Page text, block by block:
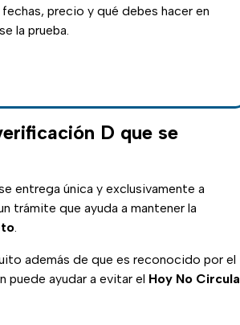
precio y qué debes hacer en
la prueba.
D que se
entrega única y exclusivamente a
trámite que ayuda a mantener la
además de que es reconocido por el
puede ayudar a evitar el Hoy No Circula